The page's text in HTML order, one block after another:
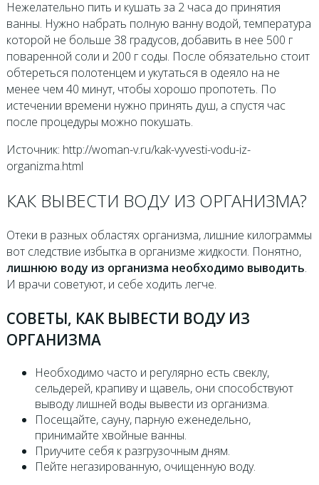
Нежелательно пить и кушать за 2 часа до принятия
ванны. Нужно набрать полную ванну водой, температура
которой не больше 38 градусов, добавить в нее 500 г
поваренной соли и 200 г соды. После обязательно стоит
обтереться полотенцем и укутаться в одеяло на не
менее чем 40 минут, чтобы хорошо пропотеть. По
истечении времени нужно принять душ, а спустя час
после процедуры можно покушать.
Источник: http://woman-v.ru/kak-vyvesti-vodu-iz-
organizma.html
КАК ВЫВЕСТИ ВОДУ ИЗ ОРГАНИЗМА?
Отеки в разных областях организма, лишние килограммы
вот следствие избытка в организме жидкости. Понятно,
лишнюю воду из организма необходимо выводить.
И врачи советуют, и себе ходить легче.
СОВЕТЫ, КАК ВЫВЕСТИ ВОДУ ИЗ
ОРГАНИЗМА
Необходимо часто и регулярно есть свеклу,
сельдерей, крапиву и щавель, они способствуют
выводу лишней воды вывести из организма.
Посещайте, сауну, парную еженедельно,
принимайте хвойные ванны.
Приучите себя к разгрузочным дням.
Пейте негазированную, очищенную воду.